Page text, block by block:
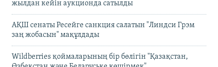
жылдан кейін аукционда сатылды
АҚШ сенаты Ресейге санкция салатын "Линдси Грэм
заң жобасын" мақұлдады
Wildberries қоймаларының бір бөлігін "Қазақстан,